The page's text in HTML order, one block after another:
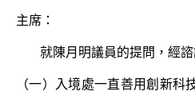
主席：
就陳月明議員的提問，經
（一）入境處一直善用創新科